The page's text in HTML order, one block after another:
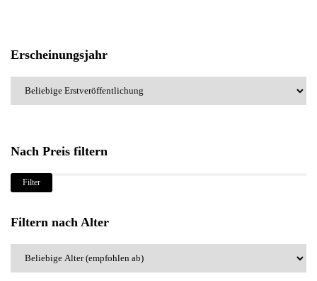
Erscheinungsjahr
Nach Preis filtern
Min.
Preis
Max.
Preis
Filter
Filtern nach Alter